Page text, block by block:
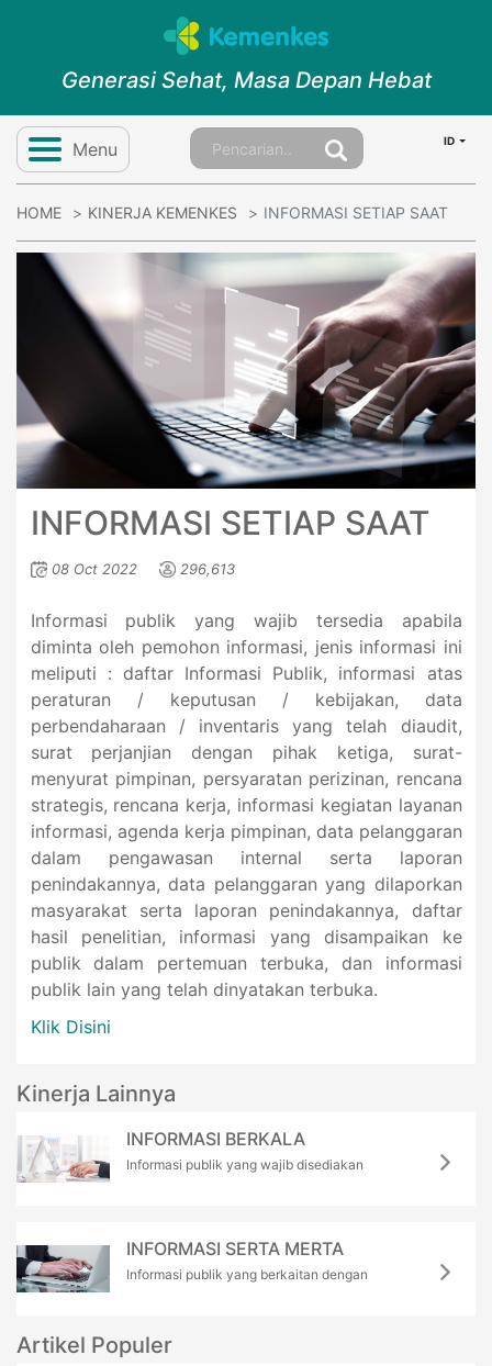
Generasi Sehat, Masa Depan Hebat
Menu ID
HOME KINERJA KEMENKES INFORMASI SETIAP SAAT
INFORMASI SETIAP SAAT
08 Oct 2022 296,613
Informasi publik yang wajib tersedia apabila
diminta oleh pemohon informasi, jenis informasi ini
meliputi : daftar Informasi Publik, informasi atas
peraturan / keputusan / kebijakan, data
perbendaharaan / inventaris yang telah diaudit,
surat perjanjian dengan pihak ketiga, surat-
menyurat pimpinan, persyaratan perizinan, rencana
strategis, rencana kerja, informasi kegiatan layanan
informasi, agenda kerja pimpinan, data pelanggaran
dalam pengawasan internal serta laporan
penindakannya, data pelanggaran yang dilaporkan
masyarakat serta laporan penindakannya, daftar
hasil penelitian, informasi yang disampaikan ke
publik dalam pertemuan terbuka, dan informasi
publik lain yang telah dinyatakan terbuka.
Klik Disini
Kinerja Lainnya
INFORMASI BERKALA
Informasi publik yang wajib disediakan
INFORMASI SERTA MERTA
Informasi publik yang berkaitan dengan
Artikel Populer